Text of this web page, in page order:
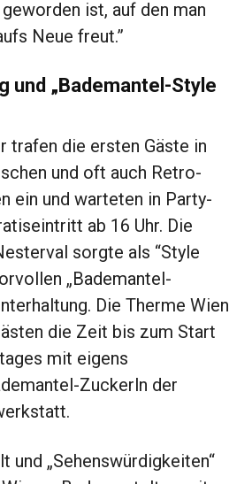
ist, auf den man
Neue freut.”
und „Bademantel-Style
trafen die ersten Gäste in
und oft auch Retro-
ein und warteten in Party-
ab 16 Uhr. Die
sorgte als “Style
„Bademantel-
Die Therme Wien
die Zeit bis zum Start
mit eigens
Zuckerln der
und „Sehenswürdigkeiten“